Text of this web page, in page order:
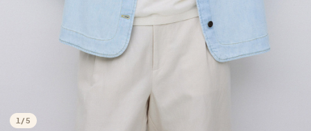
1 /5